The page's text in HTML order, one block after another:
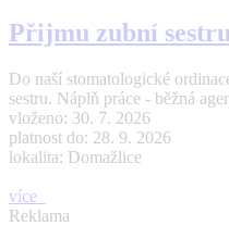
Přijmu zubní sestru
Do naší stomatologické
sestru. Náplň práce - běžná
vloženo: 30. 7. 2026
platnost do: 28. 9. 2026
lokalita: Domažlice
více
Reklama